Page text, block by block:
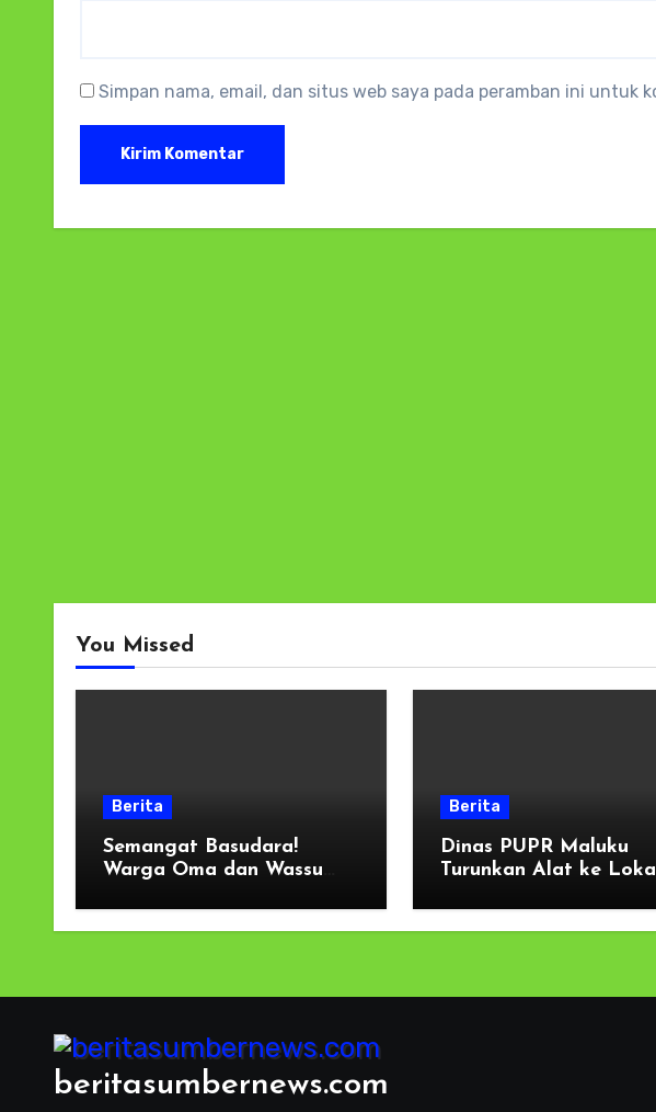
Simpan nama, email, dan situs web saya pada peramban ini untuk
You Missed
Berita
Semangat Basudara!
Warga Oma dan Wassu
Jalan Longsor di Pantai
Berita
Dinas PUPR Maluku
Turunkan Alat ke
Warga Oma dan
beritasumbernews.com